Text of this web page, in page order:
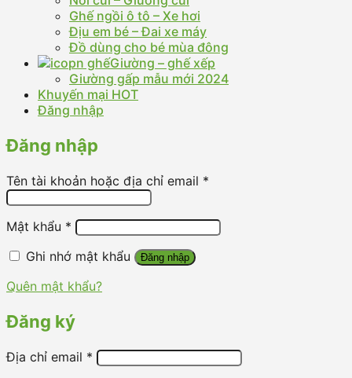
Ghế ngồi ô tô – Xe hơi
Địu em bé – Đai xe máy
Đồ dùng cho bé mùa đông
Giường – ghế xếp
Giường gấp mẫu mới 2024
Khuyến mại HOT
Đăng nhập
Đăng nhập
Tên tài khoản hoặc địa chỉ email *
Mật khẩu *
Ghi nhớ mật khẩu
Đăng nhập
Quên mật khẩu?
Đăng ký
Địa chỉ email *